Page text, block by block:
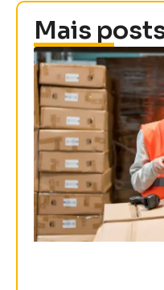
Mais